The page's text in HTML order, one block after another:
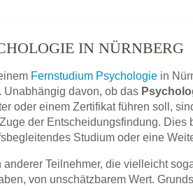
IN NÜRNBERG
Fernstudium Psychologie in
davon, ob das
oder einem Zertifikat führen soll,
der Entscheidungsfindung. Dies
Studium oder eine
Teilnehmer, die vielleicht
von unschätzbarem Wert.